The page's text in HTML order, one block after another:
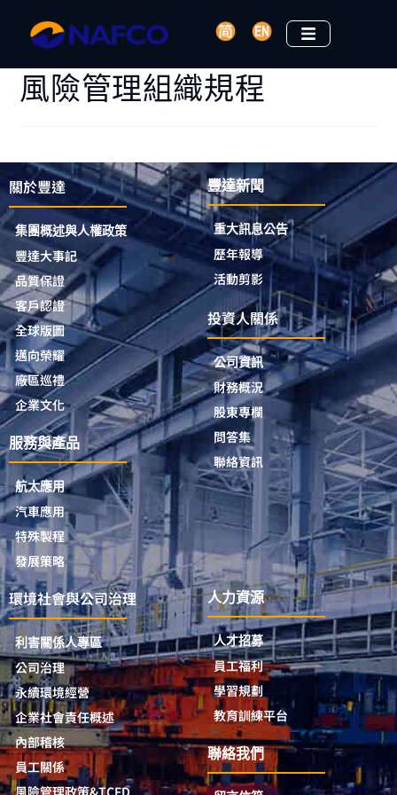
風險管理組織規程
關於豐達
集團概述與人權政策
豐達大事記
品質保證
客戶認證
全球版圖
邁向榮耀
廠區巡禮
企業文化
服務與產品
航太應用
汽車應用
特殊製程
發展策略
豐達新聞
重大訊息公告
歷年報導
活動剪影
投資人關係
公司資訊
財務概況
股東專欄
問答集
聯絡資訊
環境社會與公司治理
利害關係人專區
公司治理
永續環境經營
企業社會責任概述
內部稽核
員工關係
人力資源
人才招募
員工福利
學習規劃
教育訓練平台
聯絡我們